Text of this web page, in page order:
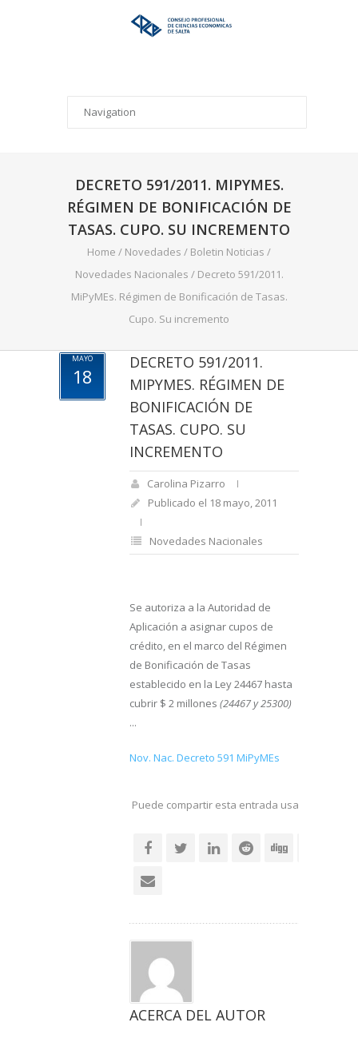
DECRETO 591/2011. MIPYMES.
RÉGIMEN DE BONIFICACIÓN DE
TASAS. CUPO. SU INCREMENTO
Home / Novedades / Boletin Noticias /
Novedades Nacionales / Decreto 591/2011.
MiPyMEs. Régimen de Bonificación de Tasas.
Cupo. Su incremento
MAYO
18
DECRETO 591/2011.
MIPYMES. RÉGIMEN DE
BONIFICACIÓN DE
TASAS. CUPO. SU
INCREMENTO
Carolina Pizarro
Publicado el 18 mayo, 2011
Novedades Nacionales
Se autoriza a la Autoridad de
Aplicación a asignar cupos de
crédito, en el marco del Régimen
de Bonificación de Tasas
establecido en la Ley 24467 hasta
cubrir $ 2 millones (24467 y 25300)
...
Nov. Nac. Decreto 591 MiPyMEs
Puede compartir esta entrada usando sus
ACERCA DEL AUTOR